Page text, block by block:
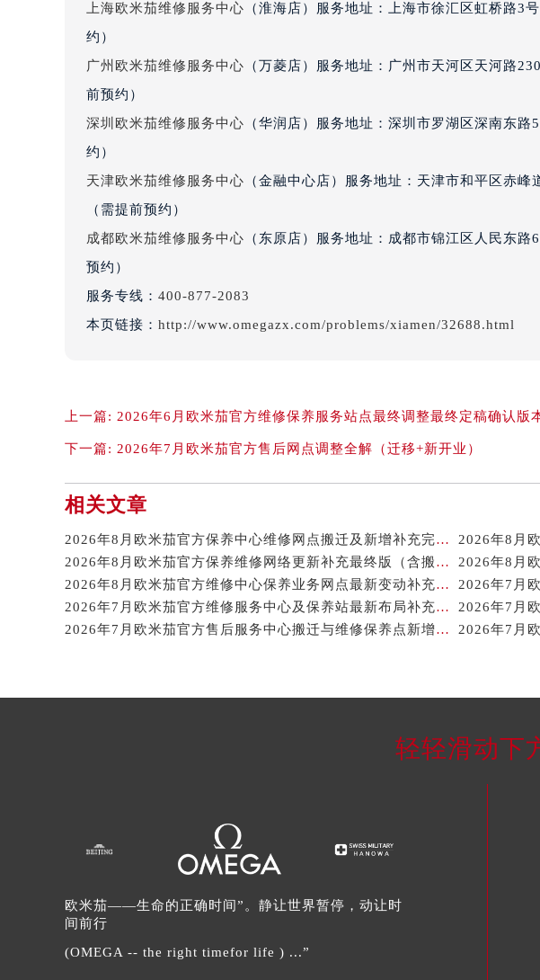
台州市椒江区东海大道1800号腾达中心东1幢20楼2002室
甘肃省兰州市七里河区西津西路16号兰州中心写字楼21层
黑龙江省鸡西市鸡冠区红军路欧米茄售后服务中心（需提
黑龙江省佳木斯市向阳区长安路欧米茄售后服务中心（需提
黑龙江省牡丹江市东安区太平路欧米茄售后服务中心（需
吉林省白山市浑江区浑江大街欧米茄售后服务中心（需提前
吉林省吉林市船营区河南街欧米茄售后服务中心（需提前预
吉林省松原市宁江区五环大街欧米茄售后服务中心（需提
吉林省通化市东昌区环通乡江南大街欧米茄售后服务中心
吉林省延边市延吉市解放路欧米茄售后服务中心（需提前
辽宁省鞍山市铁东区站前街欧米茄售后服务中心（需提前
辽宁省本溪市平山区胜利路欧米茄售后服务中心（需提前
辽宁省阜新市海州区解放大街欧米茄售后服务中心（需提
辽宁省盘锦市兴隆台区石油大街欧米茄售后服务中心（需提
辽宁省铁岭市银州区南马路欧米茄售后服务中心（需提前
辽宁省营口市站前区市府路与渤海大街交叉口欧米茄售后
辽宁省沈阳市沈河区中街路137号亨得利名表维修授权店1
辽宁省沈阳市沈河区中街路83号亨得利名表维修授权店1
上海欧米茄维修服务中心 （淮海店）服务地址：上海市徐汇区虹桥路3
约）
广州欧米茄维修服务中心 （万菱店）服务地址：广州市天河区天河路
前预约）
深圳欧米茄维修服务中心 （华润店）服务地址：深圳市罗湖区深南东
约）
天津欧米茄维修服务中心 （金融中心店）服务地址：天津市和平区赤
（需提前预约）
成都欧米茄维修服务中心 （东原店）服务地址：成都市锦江区人民东
预约）
服务专线： 400-877-2083
本页链接： http://www.omegazx.com/problems/xiamen/32688.html
上一篇: 2026年6月欧米茄官方维修保养服务站点最终调整最终定稿确认版
下一篇: 2026年7月欧米茄官方售后网点调整全解（迁移+新开业）
相关文章
2026年8月欧米茄官方保养中心维修网点搬迁及新增补充完整清单对外发布
2026年8月欧米茄官方保养维修网络更新补充最终版（含搬迁与新增店面）
2026年8月欧米茄官方维修中心保养业务网点最新变动补充最终一览表
2026年7月欧米茄官方维修服务中心及保养站最新布局补充图示说明
2026年7月
2026年7月欧米茄官方售后服务中心搬迁与维修保养点新增说明
轻轻滑动下
欧米茄——生命的正确时间”。静让世界暂停，动让时
间前行
(OMEGA -- the right timefor life ) ...”